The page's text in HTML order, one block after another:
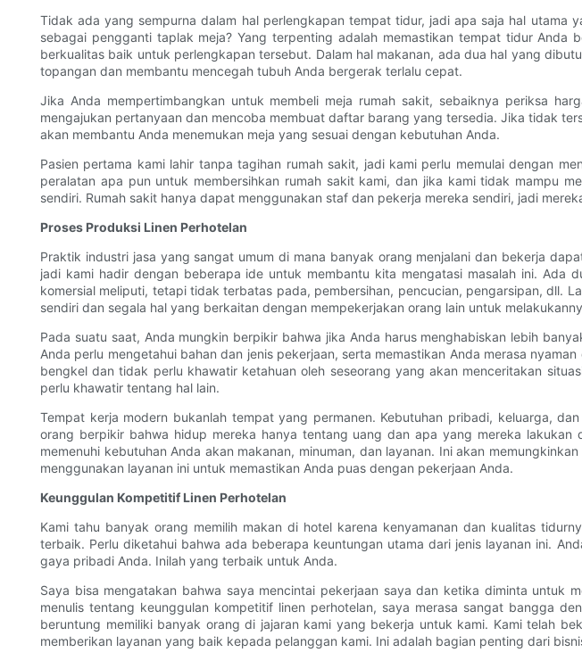
Tidak ada yang sempurna dalam hal perlengkapan tempat tidur, jadi apa saja hal
sebagai pengganti taplak meja? Yang terpenting adalah memastikan tempat tidur
berkualitas baik untuk perlengkapan tersebut. Dalam hal makanan, ada dua hal yang
topangan dan membantu mencegah tubuh Anda bergerak terlalu cepat.
Jika Anda mempertimbangkan untuk membeli meja rumah sakit, sebaiknya periksa
mengajukan pertanyaan dan mencoba membuat daftar barang yang tersedia. Jika tidak
akan membantu Anda menemukan meja yang sesuai dengan kebutuhan Anda.
Pasien pertama kami lahir tanpa tagihan rumah sakit, jadi kami perlu memulai dengan
peralatan apa pun untuk membersihkan rumah sakit kami, dan jika kami tidak mampu
sendiri. Rumah sakit hanya dapat menggunakan staf dan pekerja mereka sendiri, jadi
Proses Produksi Linen Perhotelan
Praktik industri jasa yang sangat umum di mana banyak orang menjalani dan bekerja
jadi kami hadir dengan beberapa ide untuk membantu kita mengatasi masalah ini. Ada
komersial meliputi, tetapi tidak terbatas pada, pembersihan, pencucian, pengarsipan, dll.
sendiri dan segala hal yang berkaitan dengan mempekerjakan orang lain untuk
Pada suatu saat, Anda mungkin berpikir bahwa jika Anda harus menghabiskan lebih
Anda perlu mengetahui bahan dan jenis pekerjaan, serta memastikan Anda merasa
bengkel dan tidak perlu khawatir ketahuan oleh seseorang yang akan menceritakan
perlu khawatir tentang hal lain.
Tempat kerja modern bukanlah tempat yang permanen. Kebutuhan pribadi, keluarga,
orang berpikir bahwa hidup mereka hanya tentang uang dan apa yang mereka
memenuhi kebutuhan Anda akan makanan, minuman, dan layanan. Ini akan
menggunakan layanan ini untuk memastikan Anda puas dengan pekerjaan Anda.
Keunggulan Kompetitif Linen Perhotelan
Kami tahu banyak orang memilih makan di hotel karena kenyamanan dan kualitas
terbaik. Perlu diketahui bahwa ada beberapa keuntungan utama dari jenis layanan ini.
gaya pribadi Anda. Inilah yang terbaik untuk Anda.
Saya bisa mengatakan bahwa saya mencintai pekerjaan saya dan ketika diminta untuk
menulis tentang keunggulan kompetitif linen perhotelan, saya merasa sangat bangga
beruntung memiliki banyak orang di jajaran kami yang bekerja untuk kami. Kami telah
memberikan layanan yang baik kepada pelanggan kami. Ini adalah bagian penting dari